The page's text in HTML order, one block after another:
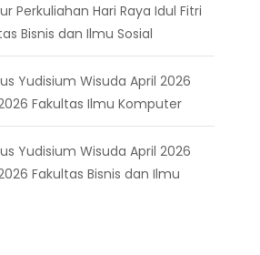
Perkuliahan Hari Raya Idul Fitri
Bisnis dan Ilmu Sosial
Yudisium Wisuda April 2026
Fakultas Ilmu Komputer
Yudisium Wisuda April 2026
Fakultas Bisnis dan Ilmu